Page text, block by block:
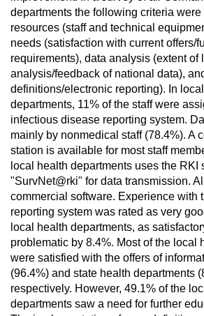
departments the following criteria were
resources (staff and technical
needs (satisfaction with current offers/
requirements), data analysis (extent of
analysis/feedback of national data),
definitions/electronic reporting). In
departments, 11% of the staff were
infectious disease reporting system.
mainly by nonmedical staff (78.4%). A
station is available for most staff
local health departments uses the RKI
"SurvNet@rki" for data transmission.
commercial software. Experience with
reporting system was rated as very
local health departments, as
problematic by 8.4%. Most of the local
were satisfied with the offers of
(96.4%) and state health departments
respectively. However, 49.1% of the
departments saw a need for further